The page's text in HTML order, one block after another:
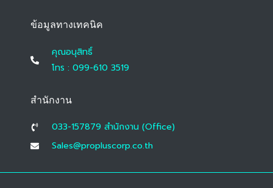
ข้อมูลทางเทคนิค
คุณอนุสิทธิ์
โทร : 099-610 3519
สำนักงาน
033-157879 สํานักงาน (Office)
Sales@propluscorp.co.th